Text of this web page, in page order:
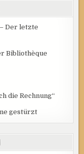
Der letzte
Bibliothèque
die Rechnung“
gestürzt